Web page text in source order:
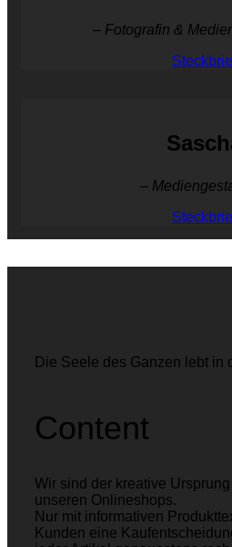
– Fotografin &
–
Die Seele des Ganzen lebt
Content
Wir sind der kreative
unseren Onlineshops.
Nur mit informativen
Kunden eine